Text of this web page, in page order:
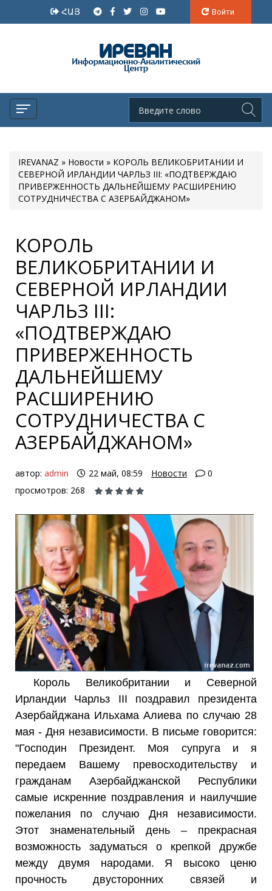
ՀԱՅ Войти
IREVANAZ » Новости » КОРОЛЬ ВЕЛИКОБРИТАНИИ И
СЕВЕРНОЙ ИРЛАНДИИ ЧАРЛЬЗ III: «ПОДТВЕРЖДАЮ
ПРИВЕРЖЕННОСТЬ ДАЛЬНЕЙШЕМУ РАСШИРЕНИЮ
СОТРУДНИЧЕСТВА С АЗЕРБАЙДЖАНОМ»
КОРОЛЬ
ВЕЛИКОБРИТАНИИ И
СЕВЕРНОЙ ИРЛАНДИИ
ЧАРЛЬЗ III:
«ПОДТВЕРЖДАЮ
ПРИВЕРЖЕННОСТЬ
ДАЛЬНЕЙШЕМУ
РАСШИРЕНИЮ
СОТРУДНИЧЕСТВА С
АЗЕРБАЙДЖАНОМ»
автор: admin 22 май, 08:59 Новости
0
просмотров: 268
Король Великобритании и Северной
Ирландии Чарльз III поздравил президента
Азербайджана Ильхама Алиева по случаю 28
мая - Дня независимости. В письме говорится:
"Господин Президент. Моя супруга и я
передаем Вашему превосходительству и
гражданам Азербайджанской Республики
самые искренние поздравления и наилучшие
пожелания по случаю Дня независимости.
Этот знаменательный день – прекрасная
возможность задуматься о крепкой дружбе
между двумя народами. Я высоко ценю
прочность двусторонних связей и